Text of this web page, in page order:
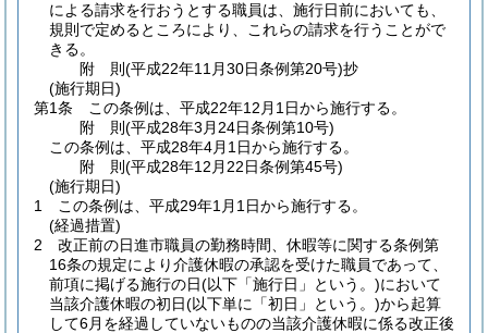
による請求を行おうとする職員は、施行日前においても、
規則で定めるところにより、これらの請求を行うことがで
きる。
附 則(平成22年11月30日条例第20号)抄
(施行期日)
第1条
この条例は、平成22年12月1日から施行する。
附 則(平成28年3月24日条例第10号)
この条例は、平成28年4月1日から施行する。
附 則(平成28年12月22日条例第45号)
(施行期日)
1
この条例は、平成29年1月1日から施行する。
(経過措置)
2
改正前の日進市職員の勤務時間、休暇等に関する条例第
16条の規定により介護休暇の承認を受けた職員であって、
前項に掲げる施行の日(以下「施行日」という。)において
当該介護休暇の初日(以下単に「初日」という。)から起算
して6月を経過していないものの当該介護休暇に係る改正後